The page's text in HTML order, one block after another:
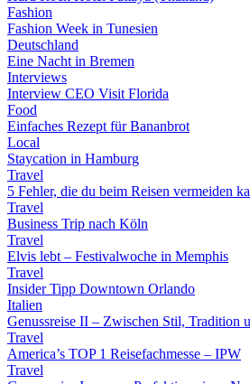
Fashion
Fashion Week in Tunesien
Deutschland
Eine Nacht in Bremen
Interviews
Interview CEO Visit Florida
Food
Einfaches Rezept für Bananbrot
Local
Staycation in Hamburg
Travel
5 Fehler, die du beim Reisen vermeiden
Travel
Business Trip nach Köln
Travel
Elvis lebt – Festivalwoche in Memphis
Travel
Insider Tipp Downtown Orlando
Italien
Genussreise II – Zwischen Stil, Tradition
Travel
America’s TOP 1 Reisefachmesse – IPW
Travel